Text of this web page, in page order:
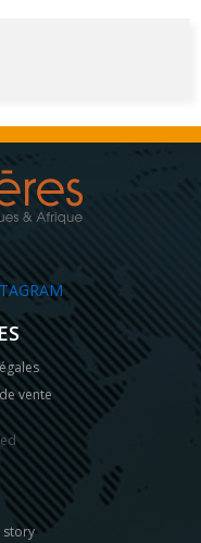
vente
story